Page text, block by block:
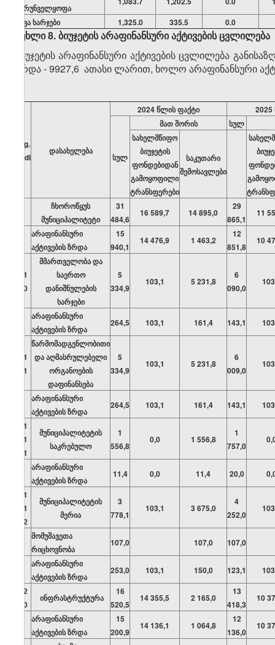
უზრუნველყოფა
სხვა ხარჯები
1,325.0 335.5 0.0
მუხლი 8. ბიუჯეტის არაფინანსური აქტივების ცვლილება
ბიუჯეტის არაფინანსური აქტივების ცვლილება
ზრდა - 9927,6 ათასი ლარით, ხოლო არაფინანსური
org.
kodi
დასახელება
2024 წლის ფაქტი 2025
სულ
მათ შორის
სულ
სახელმწიფო
ბიუჯეტის
ფონდებიდან
გამოყოფილი
ტრანსფერები
საკუთარი
შემოსავლები
ჩხოროწყუს
მუნიციპალიტეტი
31
484,6
16 589,7 14 895,0
29
865,1
11
არაფინანსური
აქტივების ზრდა
15
940,1
14 476,9 1 463,2
12
851,8
10
01
00
მმართველობა და
საერთო
დანიშნულების
ხარჯები
5
334,9
103,1 5 231,8
6
090,0
არაფინანსური
აქტივების ზრდა
264,5 103,1 161,4 143,1
01
01
წარმომადგენლობითი
და აღმასრულებელი
ორგანოების
დაფინანსება
5
334,9
103,1 5 231,8
6
009,0
არაფინანსური
აქტივების ზრდა
264,5 103,1 161,4 143,1
01
01
01
მუნიციპალიტეტის
საკრებულო
1
556,8
0,0 1 556,8
1
757,0
არაფინანსური
აქტივების ზრდა
11,4 0,0 11,4 20,0
01
01
02
მუნიციპალიტეტის
მერია
3
778,1
103,1 3 675,0
4
252,0
მომუშავეთა
რიცხოვნობა
107,0 107,0
107,0
არაფინანსური
აქტივების ზრდა
253,0 103,1 150,0 123,1
02
00
ინფრასტრუქტურა
16
520,5
14 355,5 2 165,0
13
418,3
10
არაფინანსური
აქტივების ზრდა
15
200,9
14 136,1 1 064,8
12
136,0
10